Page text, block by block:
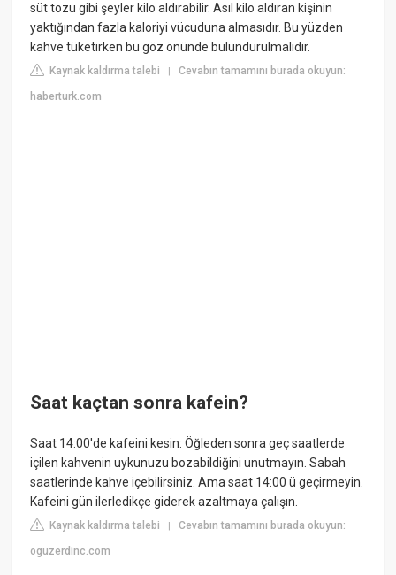
süt tozu gibi şeyler kilo aldırabilir. Asıl kilo aldıran kişinin
yaktığından fazla kaloriyi vücuduna almasıdır. Bu yüzden
kahve tüketirken bu göz önünde bulundurulmalıdır.
Kaynak kaldırma talebi |Cevabın tamamını burada okuyun:
haberturk.com
Saat kaçtan sonra kafein?
Saat 14:00'de kafeini kesin: Öğleden sonra geç saatlerde
içilen kahvenin uykunuzu bozabildiğini unutmayın. Sabah
saatlerinde kahve içebilirsiniz. Ama saat 14:00 ü geçirmeyin.
Kafeini gün ilerledikçe giderek azaltmaya çalışın.
Kaynak kaldırma talebi |Cevabın tamamını burada okuyun:
oguzerdinc.com